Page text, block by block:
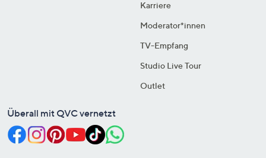
Karriere
Moderator*innen
TV-Empfang
Studio Live Tour
Outlet
Überall mit QVC vernetzt